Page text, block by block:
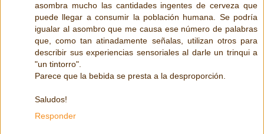
asombra mucho las cantidades ingentes de cerveza que
puede llegar a consumir la población humana. Se podría
igualar al asombro que me causa ese número de palabras
que, como tan atinadamente señalas, utilizan otros para
describir sus experiencias sensoriales al darle un trinqui a
"un tintorro".
Parece que la bebida se presta a la desproporción.
Saludos!
Responder